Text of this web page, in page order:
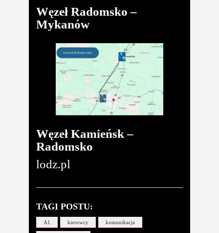
Węzeł Radomsko –
Mykanów
Węzeł Kamieńsk –
Radomsko
lodz.pl
TAGI POSTU:
A1 kierowcy komunikacja